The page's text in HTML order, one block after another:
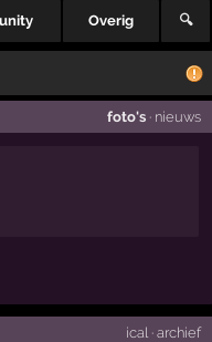
Overig 🔍
foto's· nieuws
ical · archief